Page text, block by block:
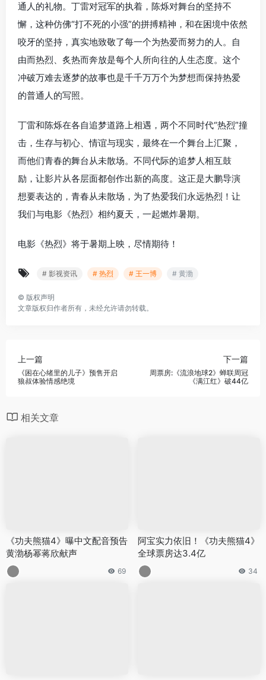
通人的礼物。丁雷对冠军的执着，陈烁对舞台的坚持不
懈，这种仿佛“打不死的小强”的拼搏精神，和在困境中依然
咬牙的坚持，真实地致敬了每一个为热爱而努力的人。自
由而热烈、炙热而奔放是每个人所向往的人生态度。这个
冲破万难去逐梦的故事也是千千万万个为梦想而保持热爱
的普通人的写照。
丁雷和陈烁在各自追梦道路上相遇，两个不同时代“热烈”撞
击，生存与初心、情谊与现实，最终在一个舞台上汇聚，
而他们青春的舞台从未散场。不同代际的追梦人相互鼓
励，让影片从各层面都创作出新的高度。这正是大鹏导演
想要表达的，青春从未散场，为了热爱我们永远热烈！让
我们与电影《热烈》相约夏天，一起燃炸暑期。
电影《热烈》将于暑期上映，尽情期待！
# 影视资讯 # 热烈 # 王一博 # 黄渤
© 版权声明
文章版权归作者所有，未经允许请勿转载。
上一篇
《困在心绪里的儿子》预售开启
狼叔体验情感绝境
下一篇
周票房:《流浪地球2》蝉联周冠
《满江红》破44亿
相关文章
《功夫熊猫4》曝中文配音预告
黄渤杨幂蒋欣献声
69
阿宝实力依旧！《功夫熊猫4》
全球票房达3.4亿
34